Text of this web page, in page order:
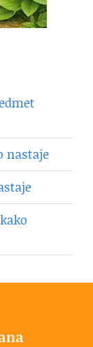
nastaje